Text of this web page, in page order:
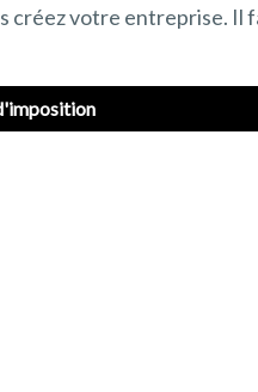
créez votre entreprise. Il